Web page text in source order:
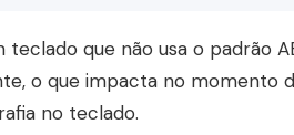
teclado que não usa o padrão
o que impacta no momento
no teclado.